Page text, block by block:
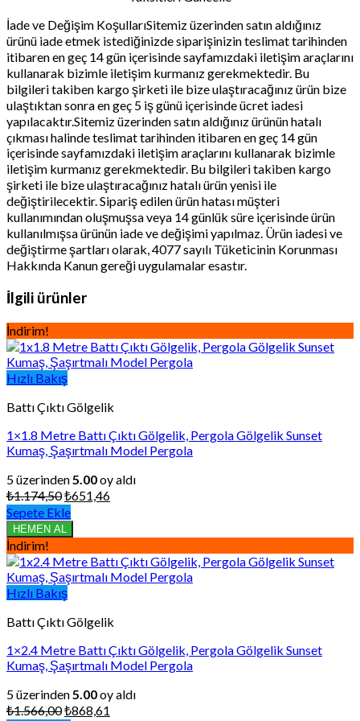
İade ve Değişim KoşullarıSitemiz üzerinden satın aldığınız
ürünü iade etmek istediğinizde siparişinizin teslimat tarihinden
itibaren en geç 14 gün içerisinde sayfamızdaki iletişim araçlarını
kullanarak bizimle iletişim kurmanız gerekmektedir. Bu
bilgileri takiben kargo şirketi ile bize ulaştıracağınız ürün bize
ulaştıktan sonra en geç 5 iş günü içerisinde ücret iadesi
yapılacaktır.Sitemiz üzerinden satın aldığınız ürünün hatalı
çıkması halinde teslimat tarihinden itibaren en geç 14 gün
içerisinde sayfamızdaki iletişim araçlarını kullanarak bizimle
iletişim kurmanız gerekmektedir. Bu bilgileri takiben kargo
şirketi ile bize ulaştıracağınız hatalı ürün yenisi ile
değiştirilecektir. Sipariş edilen ürün hatası müşteri
kullanımından oluşmuşsa veya 14 günlük süre içerisinde ürün
kullanılmışsa ürünün iade ve değişimi yapılmaz. Ürün iadesi ve
değiştirme şartları olarak, 4077 sayılı Tüketicinin Korunması
Hakkında Kanun gereği uygulamalar esastır.
İlgili ürünler
İndirim!
Hızlı Bakış
Battı Çıktı Gölgelik
1×1.8 Metre Battı Çıktı Gölgelik, Pergola Gölgelik Sunset
Kumaş, Şaşırtmalı Model Pergola
5 üzerinden 5.00oy aldı
₺1.174,50Orijinal
fiyat:
₺1.174,50.
₺651,46
₺651,46.
Sepete Ekle
HEMEN AL
İndirim!
Hızlı Bakış
Battı Çıktı Gölgelik
1×2.4 Metre Battı Çıktı Gölgelik, Pergola Gölgelik Sunset
Kumaş, Şaşırtmalı Model Pergola
5 üzerinden 5.00oy aldı
₺1.566,00Orijinal
₺868,61